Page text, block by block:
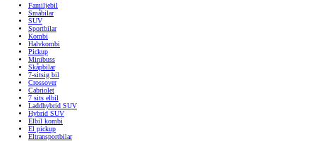
Familjebil
Småbilar
SUV
Sportbilar
Kombi
Halvkombi
Pickup
Minibuss
Skåpbilar
7-sitsig bil
Crossover
Cabriolet
7 sits elbil
Laddhybrid SUV
Hybrid SUV
Elbil kombi
El pickup
Eltransportbilar